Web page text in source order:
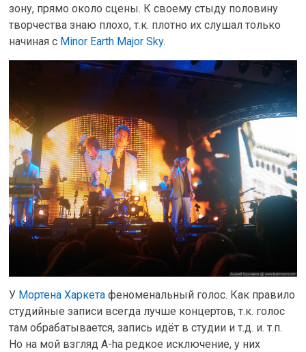
зону, прямо около сцены. К своему стыду половину
творчества знаю плохо, т.к. плотно их слушал только
начиная с Minor Earth Major Sky.
У Мортена Харкета феноменальный голос. Как правило
студийные записи всегда лучше концертов, т.к. голос
там обрабатывается, запись идёт в студии и т.д. и. т.п.
Но на мой взгляд A-ha редкое исключение, у них